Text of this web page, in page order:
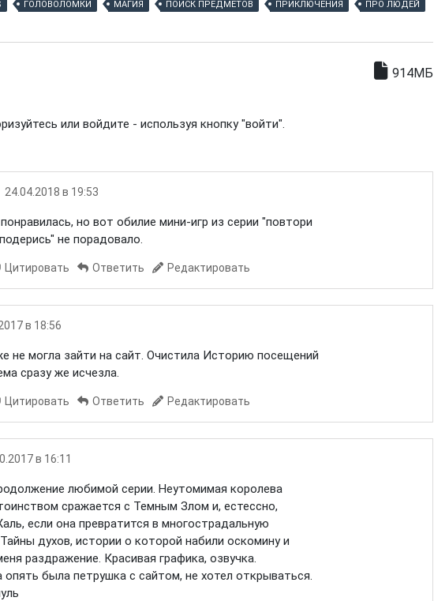
ГОЛОВОЛОМКИ МАГИЯ ПОИСК ПРЕДМЕТОВ ПРИКЛЮЧЕНИЯ
ПРО ЛЮДЕЙ
914МБ
или войдите - используя кнопку "войти".
24.04.2018 в 19:53
но вот обилие мини-игр из серии "повтори
не порадовало.
Цитировать Ответить Редактировать
в 18:56
не могла зайти на сайт. Очистила Историю посещений
сразу же исчезла.
Цитировать Ответить Редактировать
в 16:11
любимой серии. Неутомимая королева
сражается с Темным Злом и, естессно,
если она превратится в многострадальную
духов, истории о которой набили оскомину и
раздражение. Красивая графика, озвучка.
опять была петрушка с сайтом, не хотел открываться.